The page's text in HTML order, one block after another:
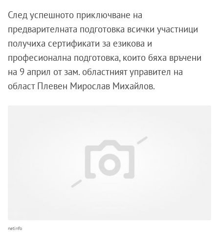
След успешното приключване на
предварителната подготовка всички участници
получиха сертификати за езикова и
професионална подготовка, които бяха връчени
на 9 април от зам. областният управител на
област Плевен Мирослав Михайлов.
netinfo